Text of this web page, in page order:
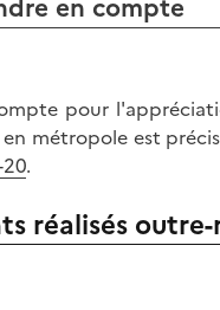
pour
métropole est
.
réalisés